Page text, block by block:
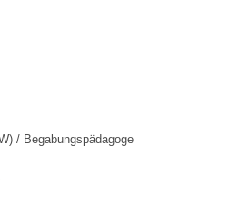
/ Begabungspädagoge